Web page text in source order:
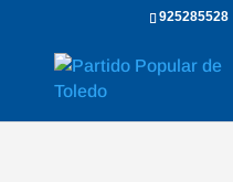
925285528